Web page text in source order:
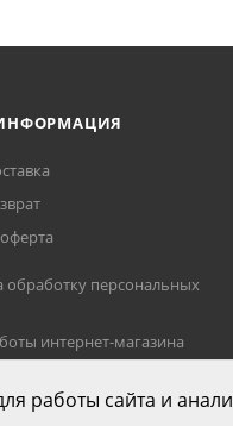
обработку персональных
интернет-магазина
работы сайта и